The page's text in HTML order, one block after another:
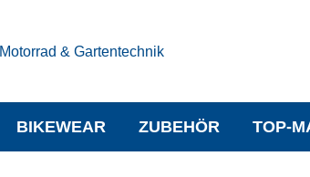
Motorrad & Gartentechnik
BIKEWEAR ZUBEHÖR TOP-